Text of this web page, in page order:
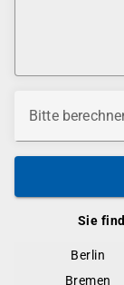
Sie
Berlin
Bremen
Bitte